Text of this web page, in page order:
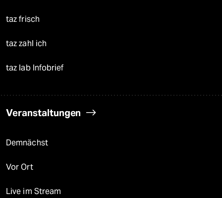
taz frisch
taz zahl ich
taz lab Infobrief
Veranstaltungen
Demnächst
Vor Ort
Live im Stream